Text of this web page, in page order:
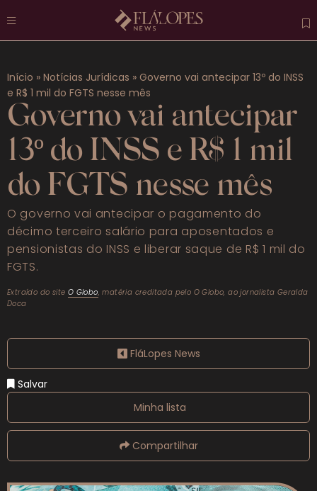
Destaques
Previdenciário
Trabalhista
Penal
Mais categorias
FAQS
Início » Notícias Jurídicas » Governo vai antecipar 13º do INSS
e R$ 1 mil do FGTS nesse mês
Governo vai antecipar
13º do INSS e R$ 1 mil
do FGTS nesse mês
O governo vai antecipar o pagamento do
décimo terceiro salário para aposentados e
pensionistas do INSS e liberar saque de R$ 1 mil do
FGTS.
Extraído do site O Globo, matéria creditada pelo O Globo, ao jornalista Geralda
Doca
FláLopes News
Salvar
Minha lista
Compartilhar